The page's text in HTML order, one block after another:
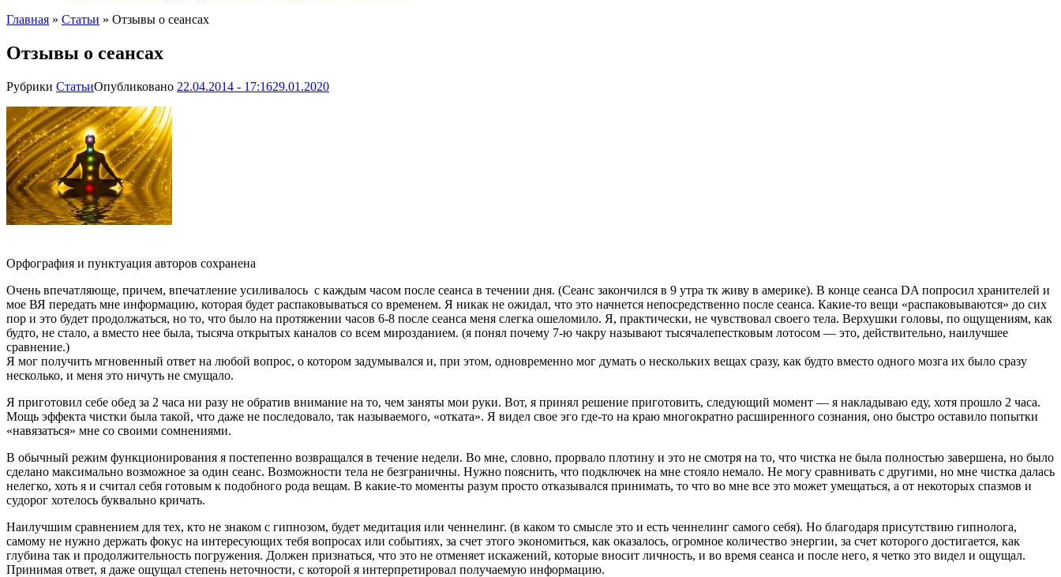
Главная » Статьи » Отзывы о сеансах
Отзывы о сеансах
Рубрики СтатьиОпубликовано 22.04.2014 - 17:1629.01.2020
Орфография и пунктуация авторов сохранена
Очень впечатляюще, причем, впечатление усиливалось с каждым часом после сеанса в течении дня. (Сеанс закончился в 9 утра тк живу в америке). В конце сеанса DA попросил хранителей и
мое ВЯ передать мне информацию, которая будет распаковываться со временем. Я никак не ожидал, что это начнется непосредственно после сеанса. Какие-то вещи «распаковываются» до сих
пор и это будет продолжаться, но то, что было на протяжении часов 6-8 после сеанса меня слегка ошеломило. Я, практически, не чувствовал своего тела. Верхушки головы, по ощущениям, как
будто, не стало, а вместо нее была, тысяча открытых каналов со всем мирозданием. (я понял почему 7-ю чакру называют тысячалепестковым лотосом — это, действительно, наилучшее
сравнение.)
Я мог получить мгновенный ответ на любой вопрос, о котором задумывался и, при этом, одновременно мог думать о нескольких вещах сразу, как будто вместо одного мозга их было сразу
несколько, и меня это ничуть не смущало.
Я приготовил себе обед за 2 часа ни разу не обратив внимание на то, чем заняты мои руки. Вот, я принял решение приготовить, следующий момент — я накладываю еду, хотя прошло 2 часа.
Мощь эффекта чистки была такой, что даже не последовало, так называемого, «отката». Я видел свое эго где-то на краю многократно расширенного сознания, оно быстро оставило попытки
«навязаться» мне со своими сомнениями.
В обычный режим функционирования я постепенно возвращался в течение недели. Во мне, словно, прорвало плотину и это не смотря на то, что чистка не была полностью завершена, но было
сделано максимально возможное за один сеанс. Возможности тела не безграничны. Нужно пояснить, что подключек на мне стояло немало. Не могу сравнивать с другими, но мне чистка далась
нелегко, хоть я и считал себя готовым к подобного рода вещам. В какие-то моменты разум просто отказывался принимать, то что во мне все это может умещаться, а от некоторых спазмов и
судорог хотелось буквально кричать.
Наилучшим сравнением для тех, кто не знаком с гипнозом, будет медитация или ченнелинг. (в каком то смысле это и есть ченнелинг самого себя). Но благодаря присутствию гипнолога,
самому не нужно держать фокус на интересующих тебя вопросах или событиях, за счет этого экономиться, как оказалось, огромное количество энергии, за счет которого достигается, как
глубина так и продолжительность погружения. Должен признаться, что это не отменяет искажений, которые вносит личность, и во время сеанса и после него, я четко это видел и ощущал.
Принимая ответ, я даже ощущал степень неточности, с которой я интерпретировал получаемую информацию.